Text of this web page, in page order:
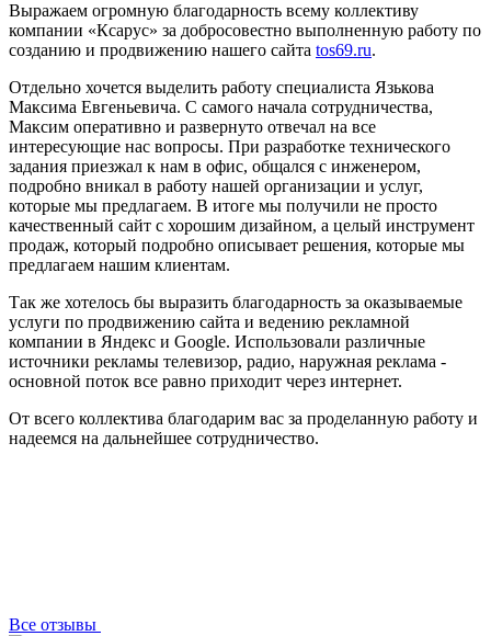
Выражаем огромную благодарность всему коллективу
компании «Ксарус» за добросовестно выполненную работу по
созданию и продвижению нашего сайта tos69.ru.
Отдельно хочется выделить работу специалиста Язькова
Максима Евгеньевича. С самого начала сотрудничества,
Максим оперативно и развернуто отвечал на все
интересующие нас вопросы. При разработке технического
задания приезжал к нам в офис, общался с инженером,
подробно вникал в работу нашей организации и услуг,
которые мы предлагаем. В итоге мы получили не просто
качественный сайт с хорошим дизайном, а целый инструмент
продаж, который подробно описывает решения, которые мы
предлагаем нашим клиентам.
Так же хотелось бы выразить благодарность за оказываемые
услуги по продвижению сайта и ведению рекламной
компании в Яндекс и Google. Использовали различные
источники рекламы телевизор, радио, наружная реклама -
основной поток все равно приходит через интернет.
От всего коллектива благодарим вас за проделанную работу и
надеемся на дальнейшее сотрудничество.
Все отзывы